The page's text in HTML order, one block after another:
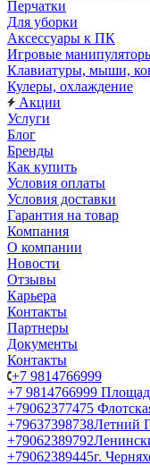
Перчатки
Для уборки
Аксессуары к ПК
Игровые
Клавиатуры, мыши,
Кулеры, охлаждение
Акции
Услуги
Блог
Бренды
Как купить
Условия оплаты
Условия доставки
Гарантия на товар
Компания
О компании
Новости
Отзывы
Карьера
Контакты
Партнеры
Документы
Контакты
+7 9814766999
+7 9814766999
+79062377475
+79637398738Летний
+79062389792
+79062389445г.